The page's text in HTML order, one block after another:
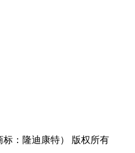
标：隆迪康特） 版权所有